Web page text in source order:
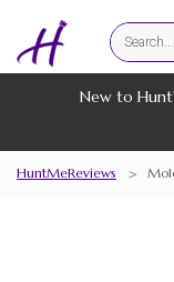
New to
HuntMeReviews >